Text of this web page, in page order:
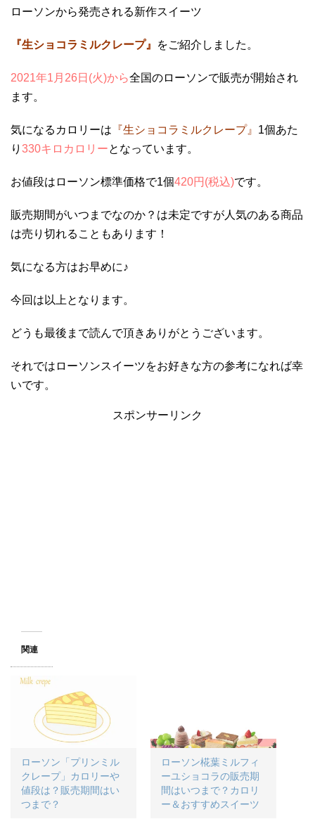
ローソンから発売される新作スイーツ
『生ショコラミルクレープ』 をご紹介しました。
2021年1月26日(火)から全国のローソンで販売が開始され
ます。
気になるカロリーは 『生ショコラミルクレープ』 1個あた
り 330キロカロリーとなっています。
お値段はローソン標準価格で1個420円(税込)です。
販売期間がいつまでなのか？は未定ですが人気のある商品
は売り切れることもあります！
気になる方はお早めに♪
今回は以上となります。
どうも最後まで読んで頂きありがとうございます。
それではローソンスイーツをお好きな方の参考になれば幸
いです。
スポンサーリンク
関連
ローソン「プリンミル
クレープ」カロリーや
値段は？販売期間はい
つまで？
ローソン椛葉ミルフィ
ーユショコラの販売期
間はいつまで？カロリ
ー＆おすすめスイーツ